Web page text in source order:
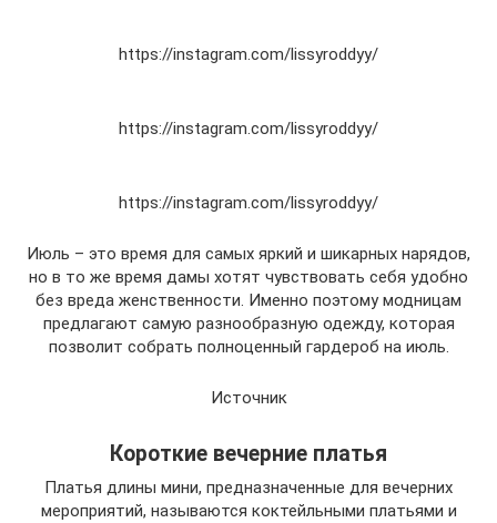
https://instagram.com/lissyroddyy/
https://instagram.com/lissyroddyy/
https://instagram.com/lissyroddyy/
Июль – это время для самых яркий и шикарных нарядов,
но в то же время дамы хотят чувствовать себя удобно
без вреда женственности. Именно поэтому модницам
предлагают самую разнообразную одежду, которая
позволит собрать полноценный гардероб на июль.
Источник
Короткие вечерние платья
Платья длины мини, предназначенные для вечерних
мероприятий, называются коктейльными платьями и